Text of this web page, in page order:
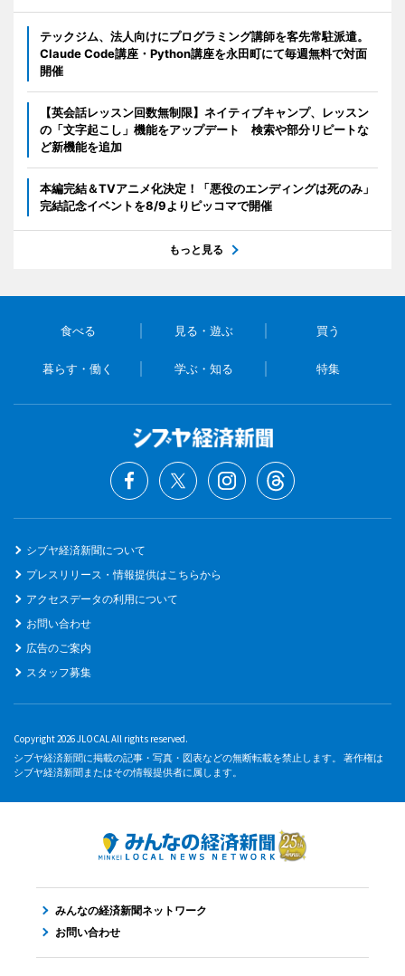
テックジム、法人向けにプログラミング講師を客先常駐派遣。
Claude Code講座・Python講座を永田町にて毎週無料で対面
開催
【英会話レッスン回数無制限】ネイティブキャンプ、レッスン
の「文字起こし」機能をアップデート 検索や部分リピートな
ど新機能を追加
本編完結＆TVアニメ化決定！「悪役のエンディングは死のみ」
完結記念イベントを8/9よりピッコマで開催
もっと見る
食べる 見る・遊ぶ 買う
暮らす・働く 学ぶ・知る 特集
シブヤ経済新聞について
プレスリリース・情報提供はこちらから
アクセスデータの利用について
お問い合わせ
広告のご案内
スタッフ募集
Copyright 2026 JLOCAL All rights reserved.
シブヤ経済新聞に掲載の記事・写真・図表などの無断転載を禁止します。 著作権は
シブヤ経済新聞またはその情報提供者に属します。
みんなの経済新聞ネットワーク
お問い合わせ